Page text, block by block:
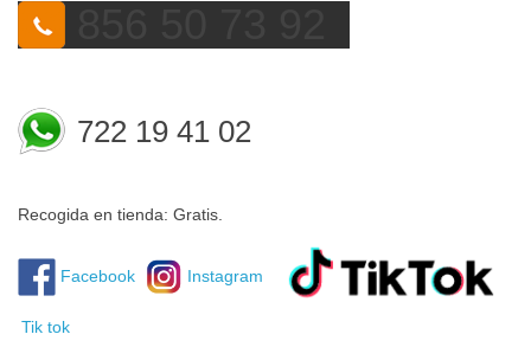
722 19 41 02
Recogida en tienda: Gratis.
Facebook Instagram
Tik tok